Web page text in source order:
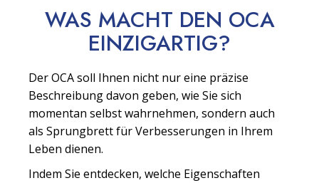
WAS MACHT DEN OCA
EINZIGARTIG?
Der OCA soll Ihnen nicht nur eine präzise
Beschreibung davon geben, wie Sie sich
momentan selbst wahrnehmen, sondern auch
als Sprungbrett für Verbesserungen in Ihrem
Leben dienen.
Indem Sie entdecken, welche Eigenschaften